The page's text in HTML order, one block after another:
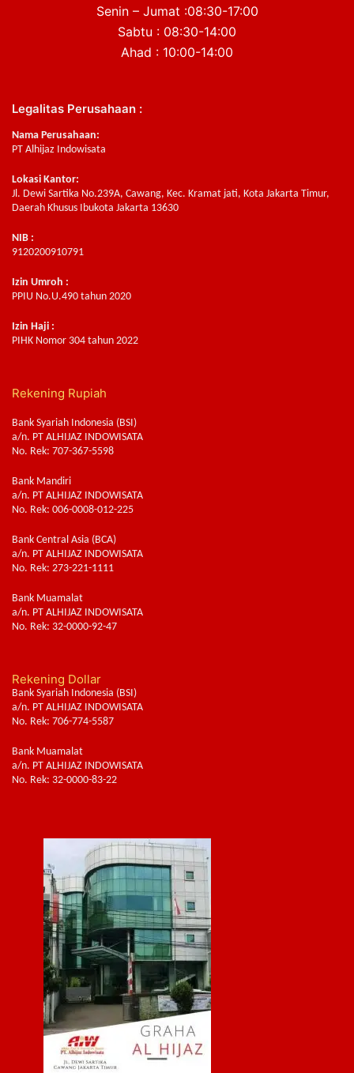
Senin – Jumat :08:30-17:00
Sabtu : 08:30-14:00
Ahad : 10:00-14:00
Legalitas Perusahaan :
Nama Perusahaan:
PT Alhijaz Indowisata
Lokasi Kantor:
Jl. Dewi Sartika No.239A, Cawang, Kec. Kramat jati, Kota Jakarta Timur,
Daerah Khusus Ibukota Jakarta 13630
NIB :
9120200910791
Izin Umroh :
PPIU No.U.490 tahun 2020
Izin Haji :
PIHK Nomor 304 tahun 2022
Rekening Rupiah
Bank Syariah Indonesia (BSI)
a/n. PT ALHIJAZ INDOWISATA
No. Rek: 707-367-5598
Bank Mandiri
a/n. PT ALHIJAZ INDOWISATA
No. Rek: 006-0008-012-225
Bank Central Asia (BCA)
a/n. PT ALHIJAZ INDOWISATA
No. Rek: 273-221-1111
Bank Muamalat
a/n. PT ALHIJAZ INDOWISATA
No. Rek: 32-0000-92-47
Rekening Dollar
Bank Syariah Indonesia (BSI)
a/n. PT ALHIJAZ INDOWISATA
No. Rek: 706-774-5587
Bank Muamalat
a/n. PT ALHIJAZ INDOWISATA
No. Rek: 32-0000-83-22